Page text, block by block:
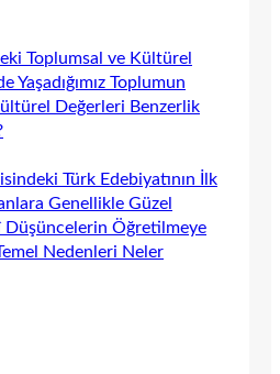
Toplumsal ve Kültürel
Yaşadığımız Toplumun
Değerleri Benzerlik
Türk Edebiyatının İlk
Genellikle Güzel
Düşüncelerin Öğretilmeye
Temel Nedenleri Neler